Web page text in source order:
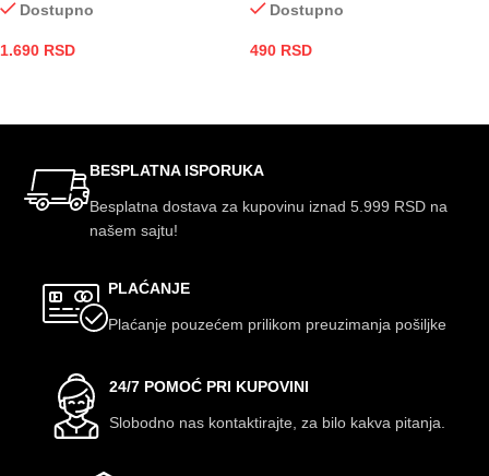
Dostupno
1.690 RSD
Dostupno
490 RSD
BESPLATNA ISPORUKA
Besplatna dostava za kupovinu iznad 5.999 RSD na
našem sajtu!
PLAĆANJE
Plaćanje pouzećem prilikom preuzimanja pošiljke
24/7 POMOĆ PRI KUPOVINI
Slobodno nas kontaktirajte, za bilo kakva pitanja.